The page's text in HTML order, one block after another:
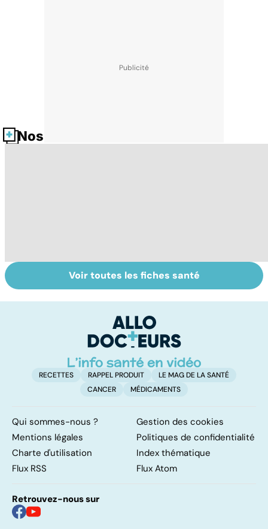
Nos fiches santé
Tout savoir sur
les infections
Comment tenir
ses bonnes
Voir toutes les fiches santé
RECETTES RAPPEL PRODUIT
LE MAG DE LA SANTÉ
CANCER
MÉDICAMENTS
Qui sommes-nous ?
Gestion des cookies
Mentions légales
Politiques de confidentialité
Charte d'utilisation
Index thématique
Flux RSS
Flux Atom
Retrouvez-nous sur